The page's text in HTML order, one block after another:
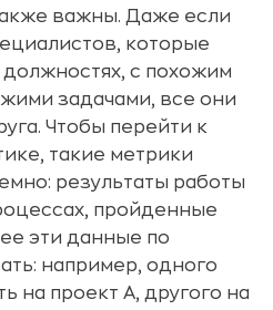
важны. Даже если
которые
с похожим
задачами, все они
Чтобы перейти к
такие метрики
результаты работы
пройденные
эти данные по
например, одного
на проект А, другого на